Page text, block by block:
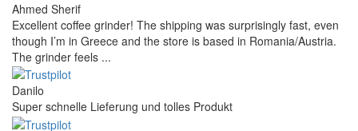
Ahmed Sherif
Excellent coffee grinder! The shipping was surprisingly fast, even
though I’m in Greece and the store is based in Romania/Austria.
The grinder feels ...
Danilo
Super schnelle Lieferung und tolles Produkt